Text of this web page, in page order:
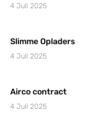
4 Juli 2025
Slimme Opladers
4 Juli 2025
Airco contract
4 Juli 2025